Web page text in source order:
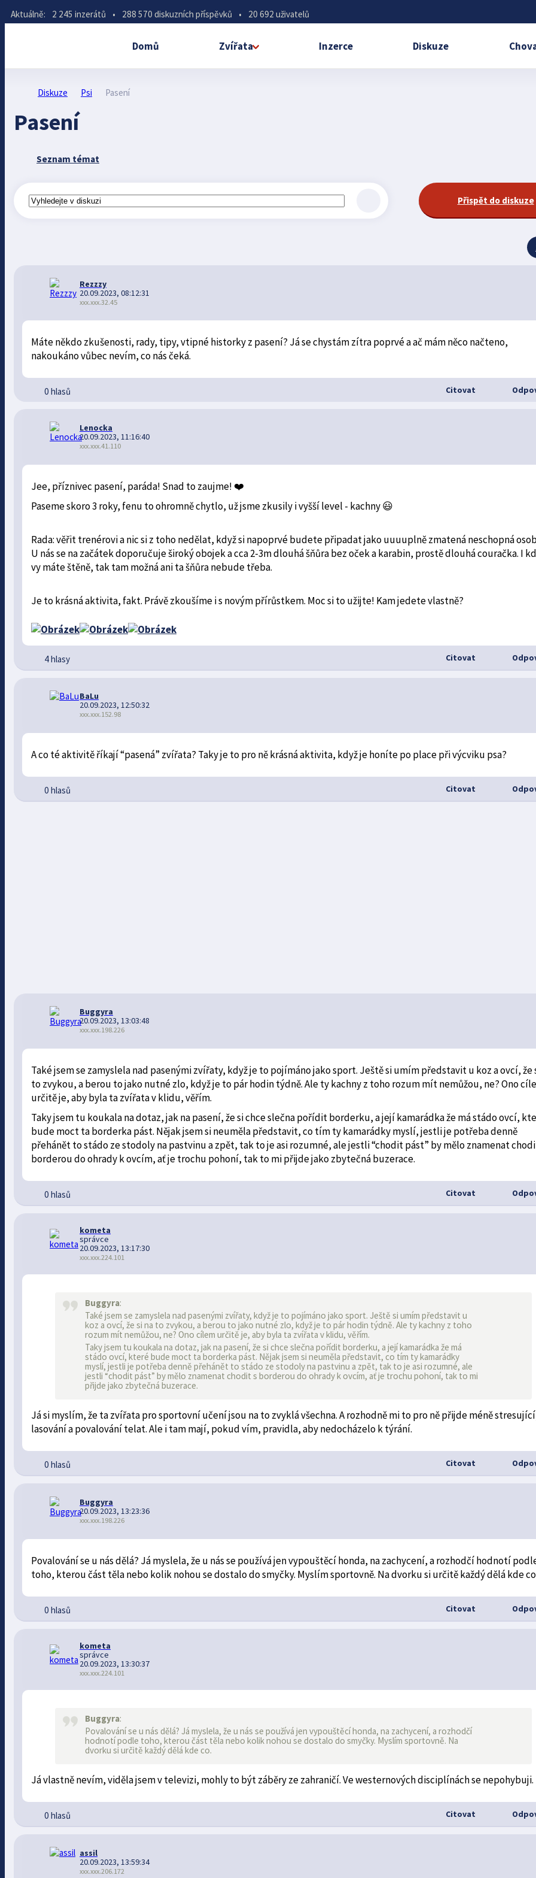
Aktuálně: 2 245 inzerátů • 288 570 diskuzních příspěvků • 20 692 uživatelů
Domů Zvířata Inzerce Diskuze
Diskuze Psi Pasení
Pasení
Seznam témat
Přispět do diskuze
Rezzzy
20.09.2023, 08:12:31
xxx.xxx.32.45
Máte někdo zkušenosti, rady, tipy, vtipné historky z pasení? Já se chystám zítra poprvé a ač mám něco načteno,
nakoukáno vůbec nevím, co nás čeká.
0 hlasů Citovat
Lenocka
20.09.2023, 11:16:40
xxx.xxx.41.110
Jee, příznivec pasení, paráda! Snad to zaujme! ❤️
Paseme skoro 3 roky, fenu to ohromně chytlo, už jsme zkusily i vyšší level - kachny 😃
Rada: věřit trenérovi a nic si z toho nedělat, když si napoprvé budete připadat jako uuuuplně zmatená neschopná
U nás se na začátek doporučuje široký obojek a cca 2-3m dlouhá šňůra bez oček a karabin, prostě dlouhá couračka. I
vy máte štěně, tak tam možná ani ta šňůra nebude třeba.
Je to krásná aktivita, fakt. Právě zkoušíme i s novým přírůstkem. Moc si to užijte! Kam jedete vlastně?
4 hlasy Citovat
BaLu
20.09.2023, 12:50:32
xxx.xxx.152.98
A co té aktivitě říkají “pasená” zvířata? Taky je to pro ně krásná aktivita, když je honíte po place při výcviku psa?
0 hlasů Citovat
Buggyra
20.09.2023, 13:03:48
xxx.xxx.198.226
Také jsem se zamyslela nad pasenými zvířaty, když je to pojímáno jako sport. Ještě si umím představit u koz a ovcí, že
to zvykou, a berou to jako nutné zlo, když je to pár hodin týdně. Ale ty kachny z toho rozum mít nemůžou, ne? Ono
určitě je, aby byla ta zvířata v klidu, věřím.
Taky jsem tu koukala na dotaz, jak na pasení, že si chce slečna pořídit borderku, a její kamarádka že má stádo ovcí,
bude moct ta borderka pást. Nějak jsem si neuměla představit, co tím ty kamarádky myslí, jestli je potřeba denně
přehánět to stádo ze stodoly na pastvinu a zpět, tak to je asi rozumné, ale jestli “chodit pást” by mělo znamenat
borderou do ohrady k ovcím, ať je trochu pohoní, tak to mi přijde jako zbytečná buzerace.
0 hlasů Citovat
kometa
správce
20.09.2023, 13:17:30
xxx.xxx.224.101
Buggyra:
Také jsem se zamyslela nad pasenými zvířaty, když je to pojímáno jako sport. Ještě si umím představit u
koz a ovcí, že si na to zvykou, a berou to jako nutné zlo, když je to pár hodin týdně. Ale ty kachny z toho
rozum mít nemůžou, ne? Ono cílem určitě je, aby byla ta zvířata v klidu, věřím.
Taky jsem tu koukala na dotaz, jak na pasení, že si chce slečna pořídit borderku, a její kamarádka že má
stádo ovcí, které bude moct ta borderka pást. Nějak jsem si neuměla představit, co tím ty kamarádky
myslí, jestli je potřeba denně přehánět to stádo ze stodoly na pastvinu a zpět, tak to je asi rozumné, ale
jestli “chodit pást” by mělo znamenat chodit s borderou do ohrady k ovcím, ať je trochu pohoní, tak to mi
přijde jako zbytečná buzerace.
Já si myslím, že ta zvířata pro sportovní učení jsou na to zvyklá všechna. A rozhodně mi to pro ně přijde méně
lasování a povalování telat. Ale i tam mají, pokud vím, pravidla, aby nedocházelo k týrání.
0 hlasů Citovat
Buggyra
20.09.2023, 13:23:36
xxx.xxx.198.226
Povalování se u nás dělá? Já myslela, že u nás se používá jen vypouštěcí honda, na zachycení, a rozhodčí hodnotí
toho, kterou část těla nebo kolik nohou se dostalo do smyčky. Myslím sportovně. Na dvorku si určitě každý dělá kde
0 hlasů Citovat
kometa
správce
20.09.2023, 13:30:37
xxx.xxx.224.101
Buggyra:
Povalování se u nás dělá? Já myslela, že u nás se používá jen vypouštěcí honda, na zachycení, a rozhodčí
hodnotí podle toho, kterou část těla nebo kolik nohou se dostalo do smyčky. Myslím sportovně. Na
dvorku si určitě každý dělá kde co.
Já vlastně nevím, viděla jsem v televizi, mohly to být záběry ze zahraničí. Ve westernových disciplínách se nepohybuji.
0 hlasů Citovat
assil
20.09.2023, 13:59:34
xxx.xxx.206.172